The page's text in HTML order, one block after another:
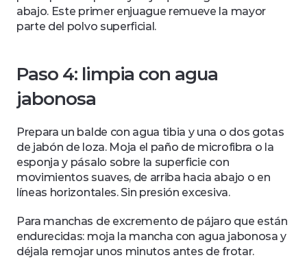
abajo. Este primer enjuague remueve la mayor
parte del polvo superficial.
Paso 4: limpia con agua
jabonosa
Prepara un balde con agua tibia y una o dos gotas
de jabón de loza. Moja el paño de microfibra o la
esponja y pásalo sobre la superficie con
movimientos suaves, de arriba hacia abajo o en
líneas horizontales. Sin presión excesiva.
Para manchas de excremento de pájaro que están
endurecidas: moja la mancha con agua jabonosa y
déjala remojar unos minutos antes de frotar.